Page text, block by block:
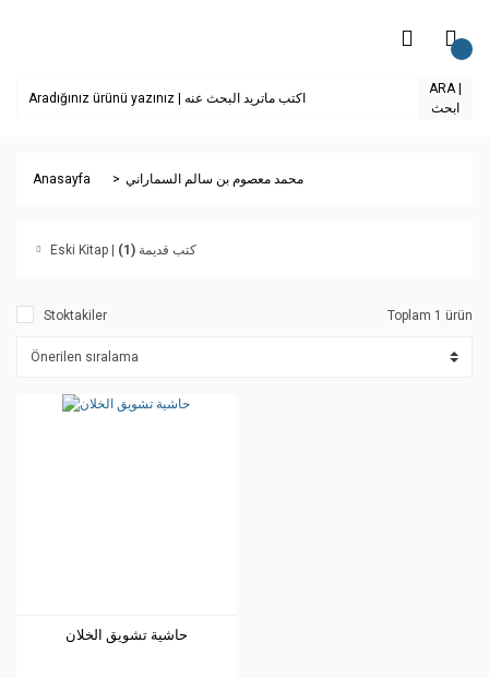
ARA |
ابحث
Anasayfa محمد معصوم بن سالم السماراني
Eski Kitap | كتب قديمة(1)
Stoktakiler Toplam 1 ürün
حاشية تشويق الخلان